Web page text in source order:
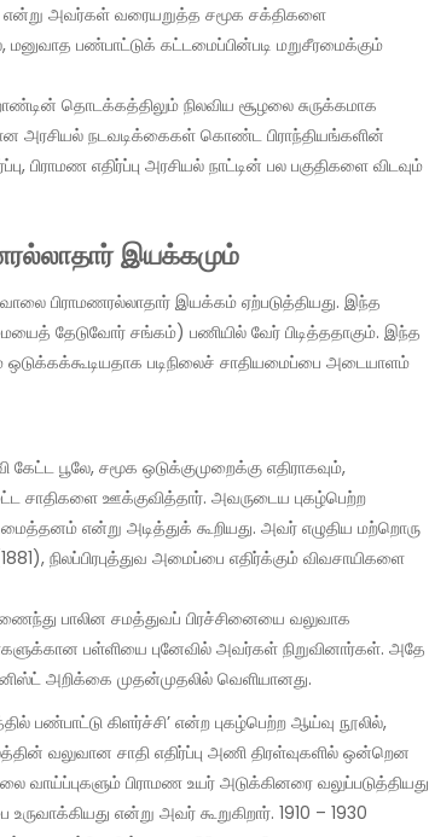
என்று அவர்கள் வரையறுத்த சமூக சக்திகளை
பண்பாட்டுக் கட்டமைப்பின்படி மறுசீரமைக்கும்
தொடக்கத்திலும் நிலவிய சூழலை சுருக்கமாக
அரசியல் நடவடிக்கைகள் கொண்ட பிராந்தியங்களின்
பிராமண எதிர்ப்பு அரசியல் நாட்டின் பல பகுதிகளை விடவும்
இயக்கமும்
தேடுவோர் சங்கம்) பணியில் வேர் பிடித்ததாகும். இந்த
ஒடுக்கக்கூடியதாக படிநிலைச் சாதியமைப்பை அடையாளம்
பூலே, சமூக ஒடுக்குமுறைக்கு எதிராகவும்,
சாதிகளை ஊக்குவித்தார். அவருடைய புகழ்பெற்ற
என்று அடித்துக் கூறியது. அவர் எழுதிய மற்றொரு
நிலப்பிரபுத்துவ அமைப்பை எதிர்க்கும் விவசாயிகளை
பாலின சமத்துவப் பிரச்சினையை வலுவாக
பள்ளியை புனேவில் அவர்கள் நிறுவினார்கள். அதே
அறிக்கை முதன்முதலில் வெளியானது.
வலுவான சாதி எதிர்ப்பு அணி திரள்வுகளில் ஒன்றென
வாய்ப்புகளும் பிராமண உயர் அடுக்கினரை
என்று அவர் கூறுகிறார். 1910 – 1930